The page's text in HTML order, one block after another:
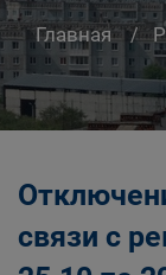
Главная
связи с